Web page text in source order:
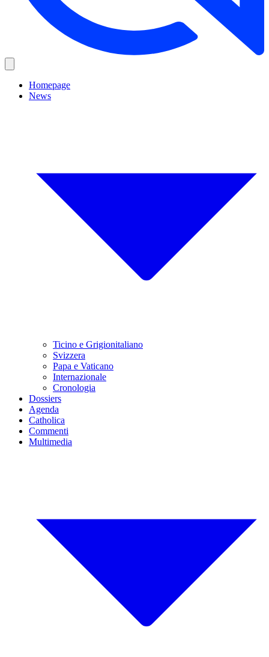
Homepage
News
Ticino e Grigionitaliano
Svizzera
Papa e Vaticano
Internazionale
Cronologia
Dossiers
Agenda
Catholica
Commenti
Multimedia